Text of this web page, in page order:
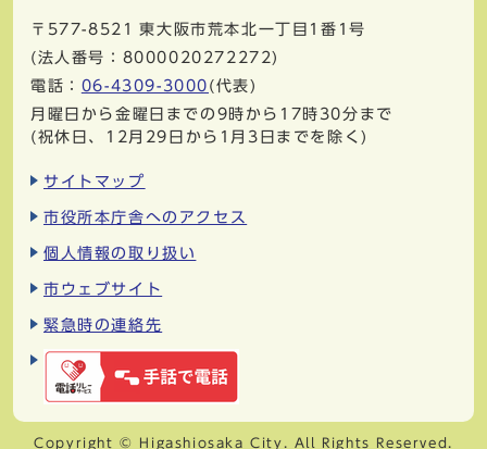
〒577-8521
東大阪市荒本北一丁目1番1号
(法人番号：8000020272272)
電話： 06-4309-3000 (代表)
月曜日から金曜日までの9時から17時30分まで
(祝休日、12月29日から1月3日までを除く)
サイトマップ
市役所本庁舎へのアクセス
個人情報の取り扱い
市ウェブサイト
緊急時の連絡先
Copyright © Higashiosaka City. All Rights Reserved.